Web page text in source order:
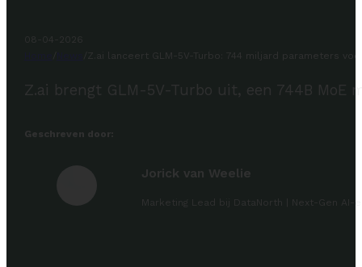
08-04-2026
Z.ai lanceert GLM-5V-Turbo: 744 miljard parameters
Z.ai brengt GLM-5V-Turbo uit, een 744B MoE
Geschreven door:
Jorick van Weelie
Marketing Lead bij DataNorth | Next-Gen